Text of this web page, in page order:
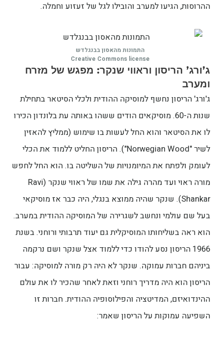
ההרוסות, הגיעו למערב והובילו לגל של זעזוע וחמלה.
התמונות מהאסון בבנגלדש
Creative Commons license
ג’ורג’ הריסון וראווי שנקר: מפגש של מזרח
ומערב
ג'ורג' הריסון נחשף למוסיקה ההודית ולכלי הסיטאר בתחילת
שנות ה-60. מוסיקאים הודים ששהו באותה עת בלונדון הכירו
לו את הסיטאר והוא החל לעשות בו שימוש (ממליץ להאזין
לשיר "Norwegian Wood"). הריסון החליט ללמוד את הכלי
לעומק ולפתח את המיומנויות של השליטה בו. הוא החל לחפש
מורה ראוי ועד מהרה גילה את שמו של ראווי שנקר (Ravi
Shankar). שנקר שהיה ממוצא בנגלי, היה כבר אז מוסיקאי
בעל שם עולמי ונחשב לשגרירה של המוסיקה ההודית במערב.
הוא ראה בשליחותו המוסיקלית גם יעוד תרבותי ורוחני. בשנת
1966 הריסון נסע להודו כדי ללמוד אצל שנקר ושם נרקמה
ביניהם חברות עמוקה. שנקר לא היה רק מורה למוסיקה: עבור
הריסון הוא היה מדריך רוחני וזאת לאחר שהכיר לו את עולם
ההינדואיזם, המדיטציה והפילוסופיה ההודית. חברות זו
השפיעה עמוקות על הריסון שאמר: